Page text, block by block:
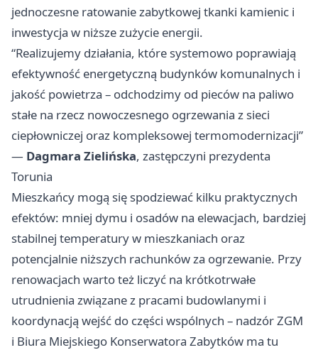
jednoczesne ratowanie zabytkowej tkanki kamienic i
inwestycja w niższe zużycie energii.
“Realizujemy działania, które systemowo poprawiają
efektywność energetyczną budynków komunalnych i
jakość powietrza – odchodzimy od pieców na paliwo
stałe na rzecz nowoczesnego ogrzewania z sieci
ciepłowniczej oraz kompleksowej termomodernizacji”
— Dagmara Zielińska, zastępczyni prezydenta
Torunia
Mieszkańcy mogą się spodziewać kilku praktycznych
efektów: mniej dymu i osadów na elewacjach, bardziej
stabilnej temperatury w mieszkaniach oraz
potencjalnie niższych rachunków za ogrzewanie. Przy
renowacjach warto też liczyć na krótkotrwałe
utrudnienia związane z pracami budowlanymi i
koordynacją wejść do części wspólnych – nadzór ZGM
i Biura Miejskiego Konserwatora Zabytków ma tu